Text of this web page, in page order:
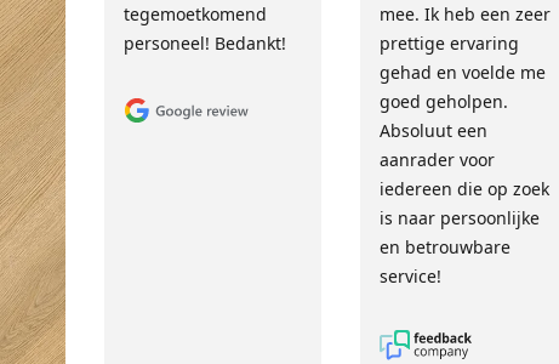
tegemoetkomend
personeel! Bedankt!
mee. Ik heb een zeer
prettige ervaring
gehad en voelde me
goed geholpen.
Absoluut een
aanrader voor
iedereen die op zoek
is naar persoonlijke
en betrouwbare
service!